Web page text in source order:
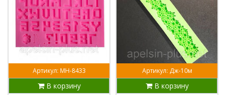
Артикул: МН-8433
В корзину
Артикул: Дж-10м
В корзину